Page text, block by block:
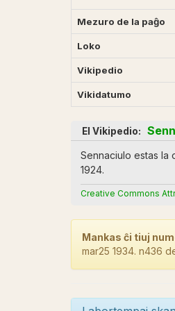
Mezuro de la paĝo
Loko
Vikipedio
Vikidatumo
El Vikipedio:
Sennaciulo estas la
1924.
Creative Commons
Mankas ĉi tiuj
mar25 1934. n436